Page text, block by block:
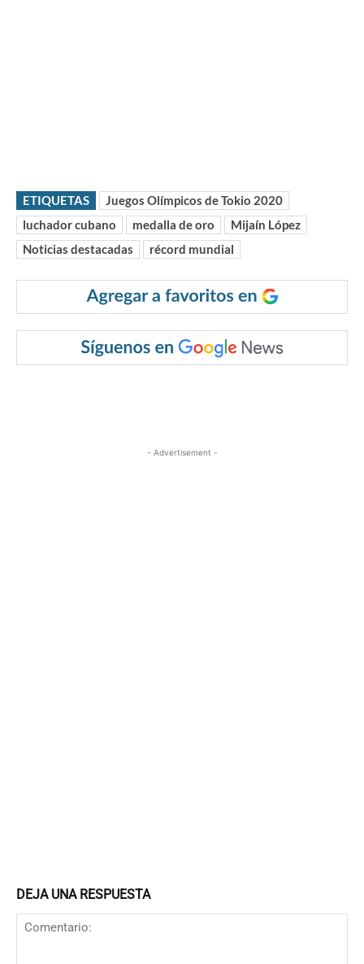
ETIQUETAS
Juegos Olímpicos de Tokio 2020
luchador cubano
medalla de oro
Mijaín López
Noticias destacadas
récord mundial
- Advertisement -
DEJA UNA RESPUESTA